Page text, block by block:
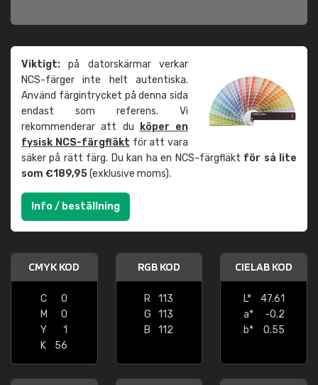
Viktigt: på datorskärmar verkar
NCS-färger inte helt autentiska.
Använd färgintrycket på denna sida
endast som referens. Vi
rekommenderar att du
köper en
fysisk NCS-färgfläkt för att vara
säker på rätt färg. Du kan ha en NCS-färgfläkt för så lite
som €189,95(exklusive moms).
Info / beställning
CMYK KOD
C
0
M
0
Y
1
K
56
RGB KOD
R
113
G
113
B
112
CIELAB KOD
L*
47.61
a*
-0.2
b*
0.55